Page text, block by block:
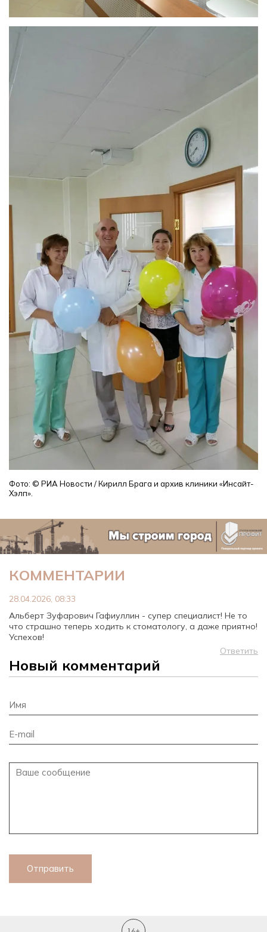
Фото: © РИА Новости / Кирилл Брага и архив клиники «Инсайт-
Хэлп».
КОММЕНТАРИИ
28.04.2026, 08:33
Альберт Зуфарович Гафиуллин - супер специалист! Не то
что страшно теперь ходить к стоматологу, а даже приятно!
Успехов!
Ответить
Новый комментарий
Отправить